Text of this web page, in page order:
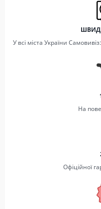
У всі міста України
На
Офіційної